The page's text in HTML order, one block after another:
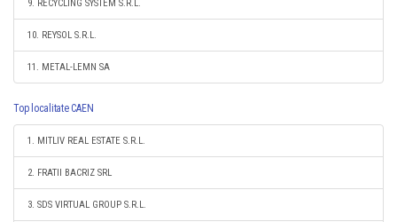
9. RECYCLING SYSTEM S.R.L.
10. REYSOL S.R.L.
11. METAL-LEMN SA
Top localitate CAEN
1. MITLIV REAL ESTATE S.R.L.
2. FRATII BACRIZ SRL
3. SDS VIRTUAL GROUP S.R.L.